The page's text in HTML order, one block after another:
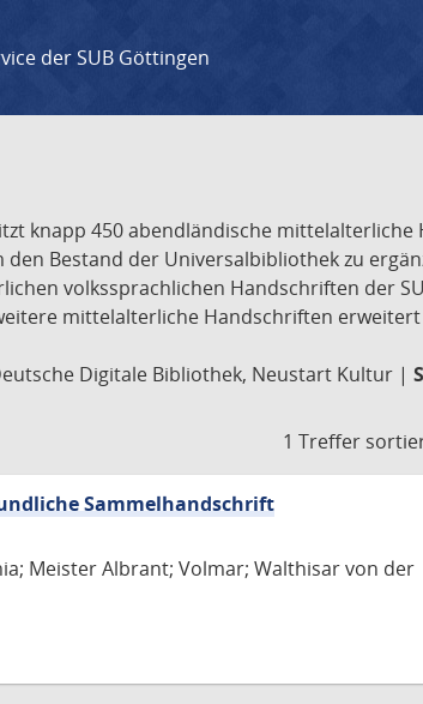
der SUB Göttingen
knapp 450 abendländische
Bestand der Universalbibliothek zu
volkssprachlichen Handschriften der
mittelalterliche Handschriften
Digitale Bibliothek, Neustart Kultur |
1 Treffer
Sammelhandschrift
Meister Albrant; Volmar; Walthisar von der